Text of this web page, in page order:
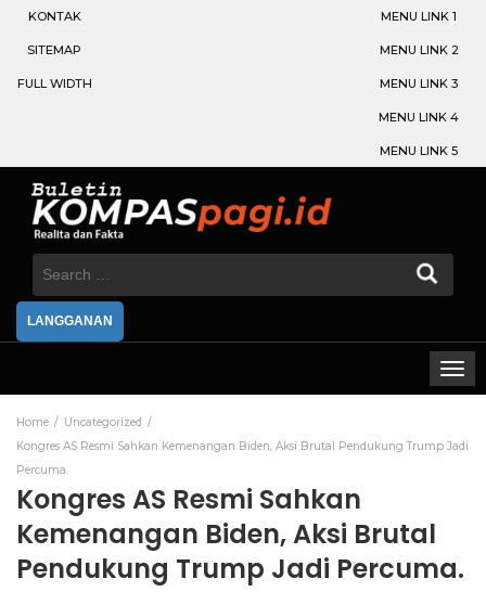
KONTAK
SITEMAP
FULL WIDTH
MENU LINK 1
MENU LINK 2
MENU LINK 3
MENU LINK 4
MENU LINK 5
Search
LANGGANAN
Home
Uncategorized
Kongres AS Resmi Sahkan Kemenangan Biden, Aksi Brutal Pendukung Trump Jadi
Percuma.
Kongres AS Resmi Sahkan
Kemenangan Biden, Aksi Brutal
Pendukung Trump Jadi Percuma.